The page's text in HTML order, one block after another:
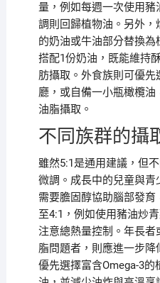
量，例如每週一次使用
調則回歸植物油。另外
的奶油或牛油部分替換
搭配1份奶油，既能維持
肪攝取。外食族則可優
廳，或自備一小瓶橄欖
油脂攝取。
不同族群的攝
雖然5:1是通用建議，但
微調。成長中的兒童與青
需要膽固醇協助腦部發
至4:1，例如使用豬油炒
注意總熱量控制。年長
脂問題者，則應進一步降
優先選擇富含Omega-3